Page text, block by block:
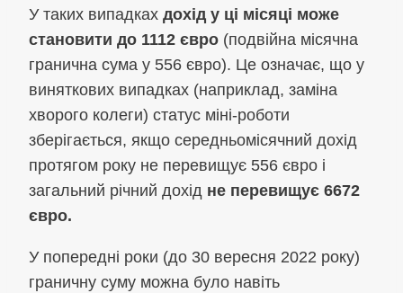
У таких випадках дохід у ці місяці може
становити до 1112 євро (подвійна місячна
гранична сума у 556 євро). Це означає, що у
виняткових випадках (наприклад, заміна
хворого колеги) статус міні-роботи
зберігається, якщо середньомісячний дохід
протягом року не перевищує 556 євро і
загальний річний дохід не перевищує 6672
євро.
У попередні роки (до 30 вересня 2022 року)
граничну суму можна було навіть